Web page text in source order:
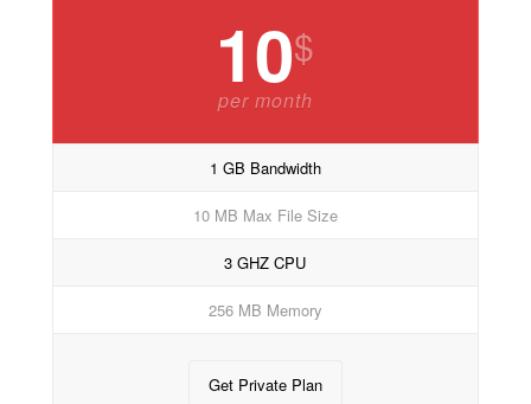
10$
per month
1 GB Bandwidth
10 MB Max File Size
3 GHZ CPU
256 MB Memory
Get Private Plan